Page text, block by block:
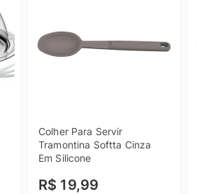
Colher Para Servir
Tramontina Softta Cinza
Em Silicone
R$ 19,99